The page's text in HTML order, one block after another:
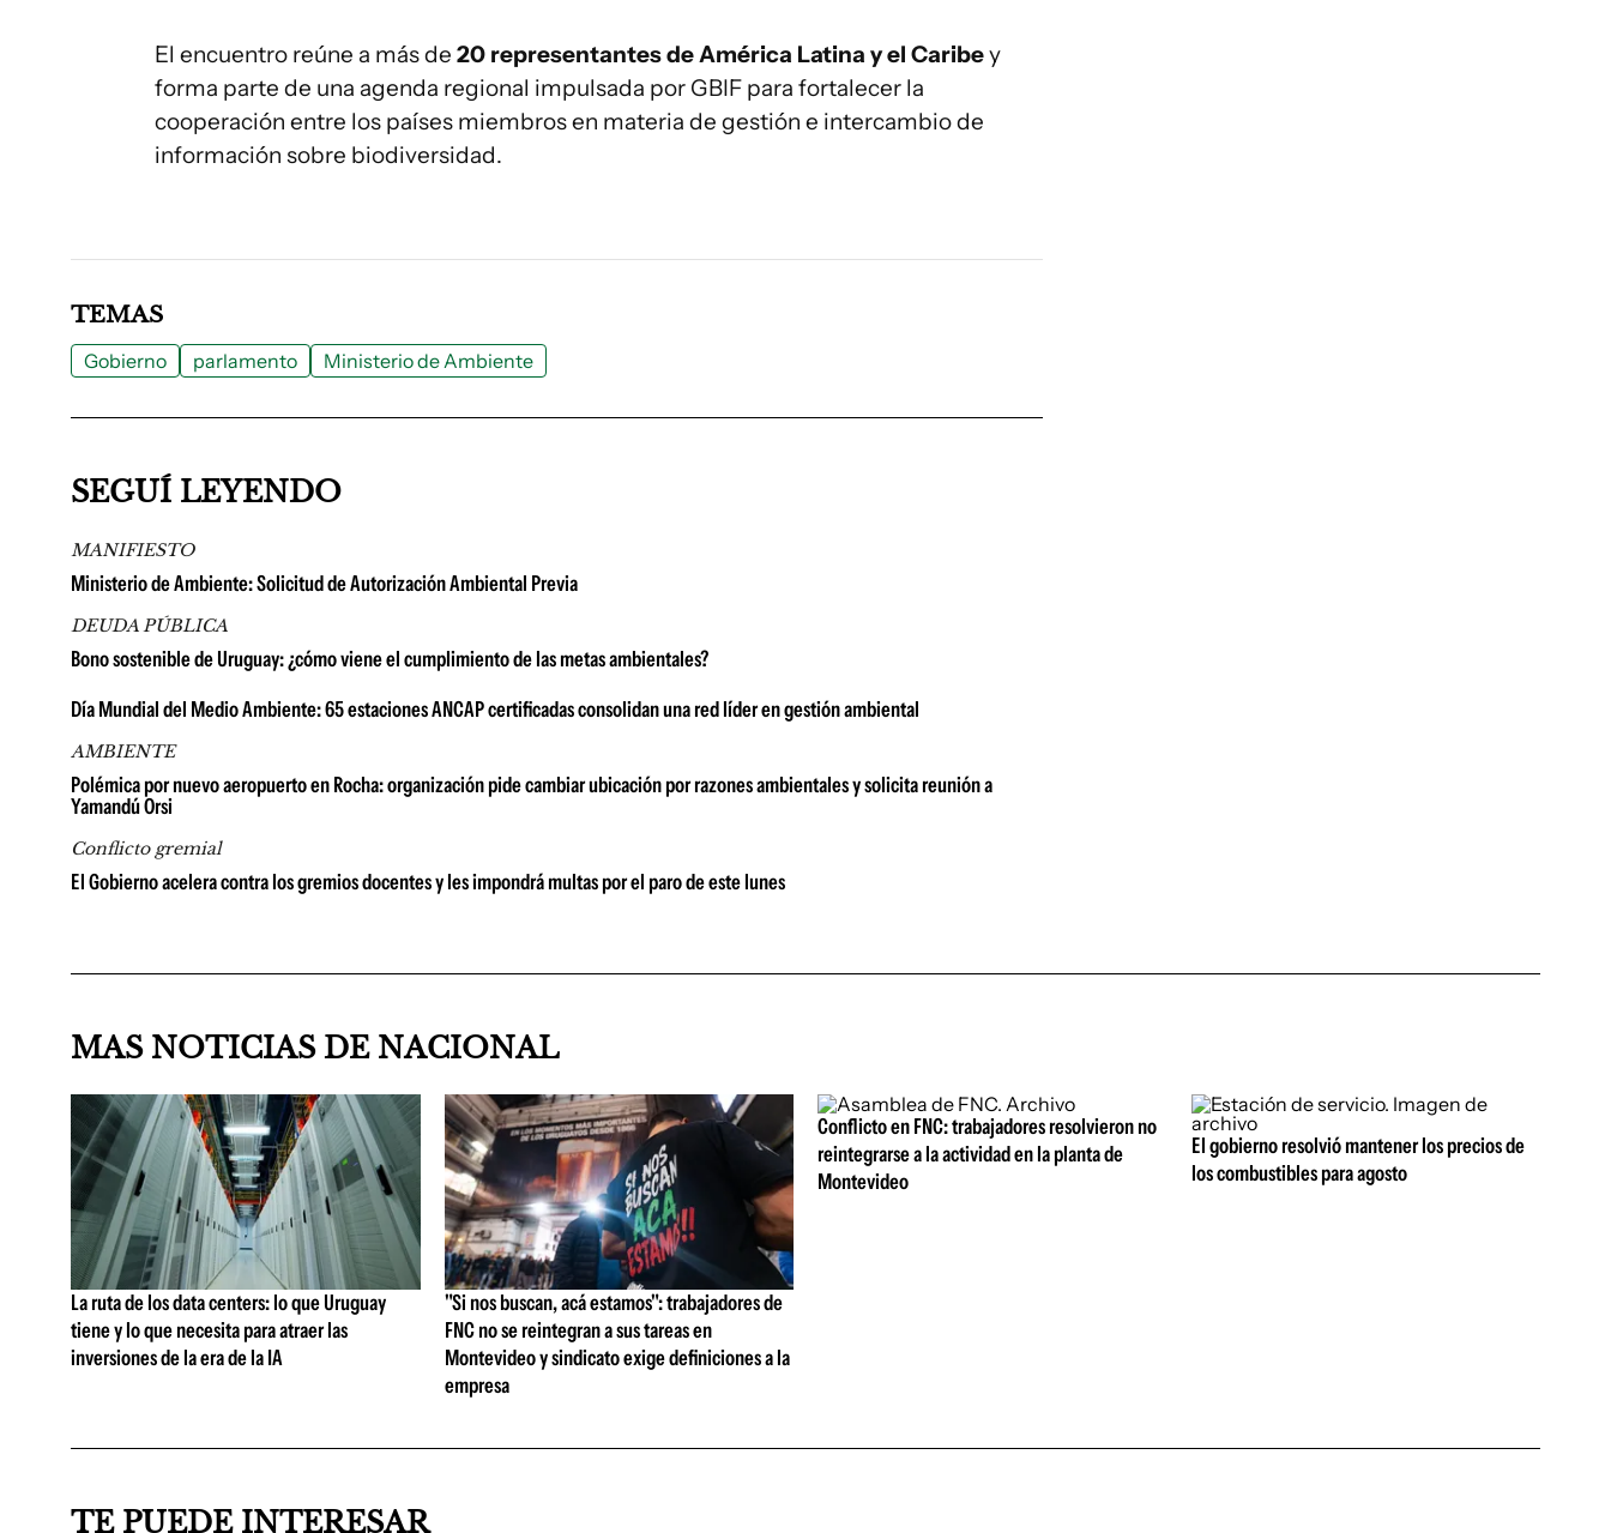
El encuentro reúne a más de 20 representantes de América Latina y el Caribey
forma parte de una agenda regional impulsada por GBIF para fortalecer la
cooperación entre los países miembros en materia de gestión e intercambio de
información sobre biodiversidad.
TEMAS
Gobierno parlamento Ministerio de Ambiente
SEGUÍ LEYENDO
MANIFIESTO
Ministerio de Ambiente: Solicitud de Autorización Ambiental Previa
DEUDA PÚBLICA
Bono sostenible de Uruguay: ¿cómo viene el cumplimiento de las metas ambientales?
Día Mundial del Medio Ambiente: 65 estaciones ANCAP certificadas consolidan una red líder en gestión ambiental
AMBIENTE
Polémica por nuevo aeropuerto en Rocha: organización pide cambiar ubicación por razones ambientales y solicita reunión a
Yamandú Orsi
Conflicto gremial
El Gobierno acelera contra los gremios docentes y les impondrá multas por el paro de este lunes
MAS NOTICIAS DE NACIONAL
La ruta de los data centers: lo que Uruguay
tiene y lo que necesita para atraer las
inversiones de la era de la IA
"Si nos buscan, acá estamos": trabajadores de
FNC no se reintegran a sus tareas en
Montevideo y sindicato exige definiciones a la
empresa
Conflicto en FNC: trabajadores resolvieron no
reintegrarse a la actividad en la planta de
Montevideo
El gobierno resolvió mantener los precios de
los combustibles para agosto
TE PUEDE INTERESAR